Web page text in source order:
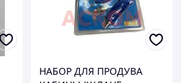
НАБОР ДЛЯ ПРОДУВА